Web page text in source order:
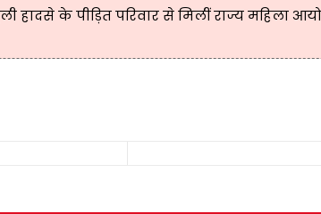
हादसे के पीड़ित परिवार से मिलीं राज्य महिला